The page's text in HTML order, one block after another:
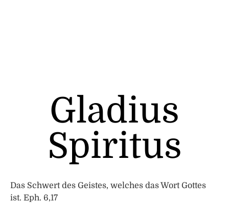
Gladius
Spiritus
Das Schwert des Geistes, welches das Wort Gottes
ist. Eph. 6,17